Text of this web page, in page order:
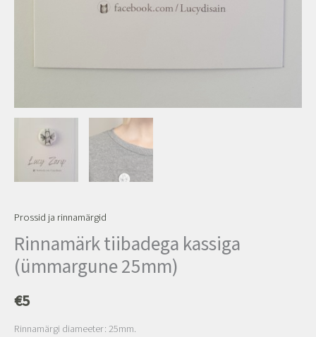
Prossid ja rinnamärgid
Rinnamärk tiibadega kassiga
(ümmargune 25mm)
€5
Rinnamärgi diameeter: 25mm.